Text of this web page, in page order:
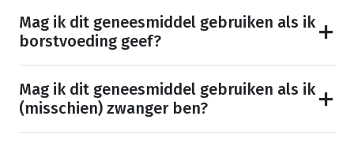
Mag ik dit geneesmiddel gebruiken als ik
borstvoeding geef?
Mag ik dit geneesmiddel gebruiken als ik
(misschien) zwanger ben?